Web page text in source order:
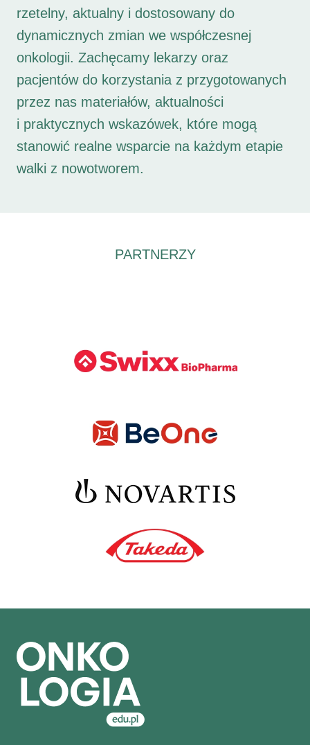
rzetelny, aktualny i dostosowany do
dynamicznych zmian we współczesnej
onkologii. Zachęcamy lekarzy oraz
pacjentów do korzystania z przygotowanych
przez nas materiałów, aktualności
i praktycznych wskazówek, które mogą
stanowić realne wsparcie na każdym etapie
walki z nowotworem.
PARTNERZY